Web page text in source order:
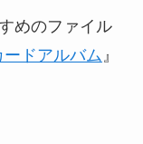
めのファイル
ドアルバム』